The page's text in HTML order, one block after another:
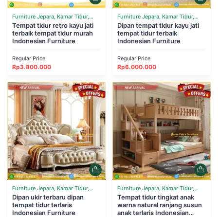
Furniture Jepara, Kamar Tidur,
Tempat Tidur
Tempat tidur retro kayu jati
terbaik tempat tidur murah
Indonesian Furniture
Regular Price
Rp3.800.000
Furniture Jepara, Kamar Tidur,
Tempat Tidur
Dipan tempat tidur kayu jati
tempat tidur terbaik
Indonesian Furniture
Regular Price
Rp6.000.000
Furniture Jepara, Kamar Tidur,
Tempat Tidur
Dipan ukir terbaru dipan
tempat tidur terlaris
Indonesian Furniture
Furniture Jepara, Kamar Tidur,
Tempat Tidur
Tempat tidur tingkat anak
warna natural ranjang susun
anak terlaris Indonesian